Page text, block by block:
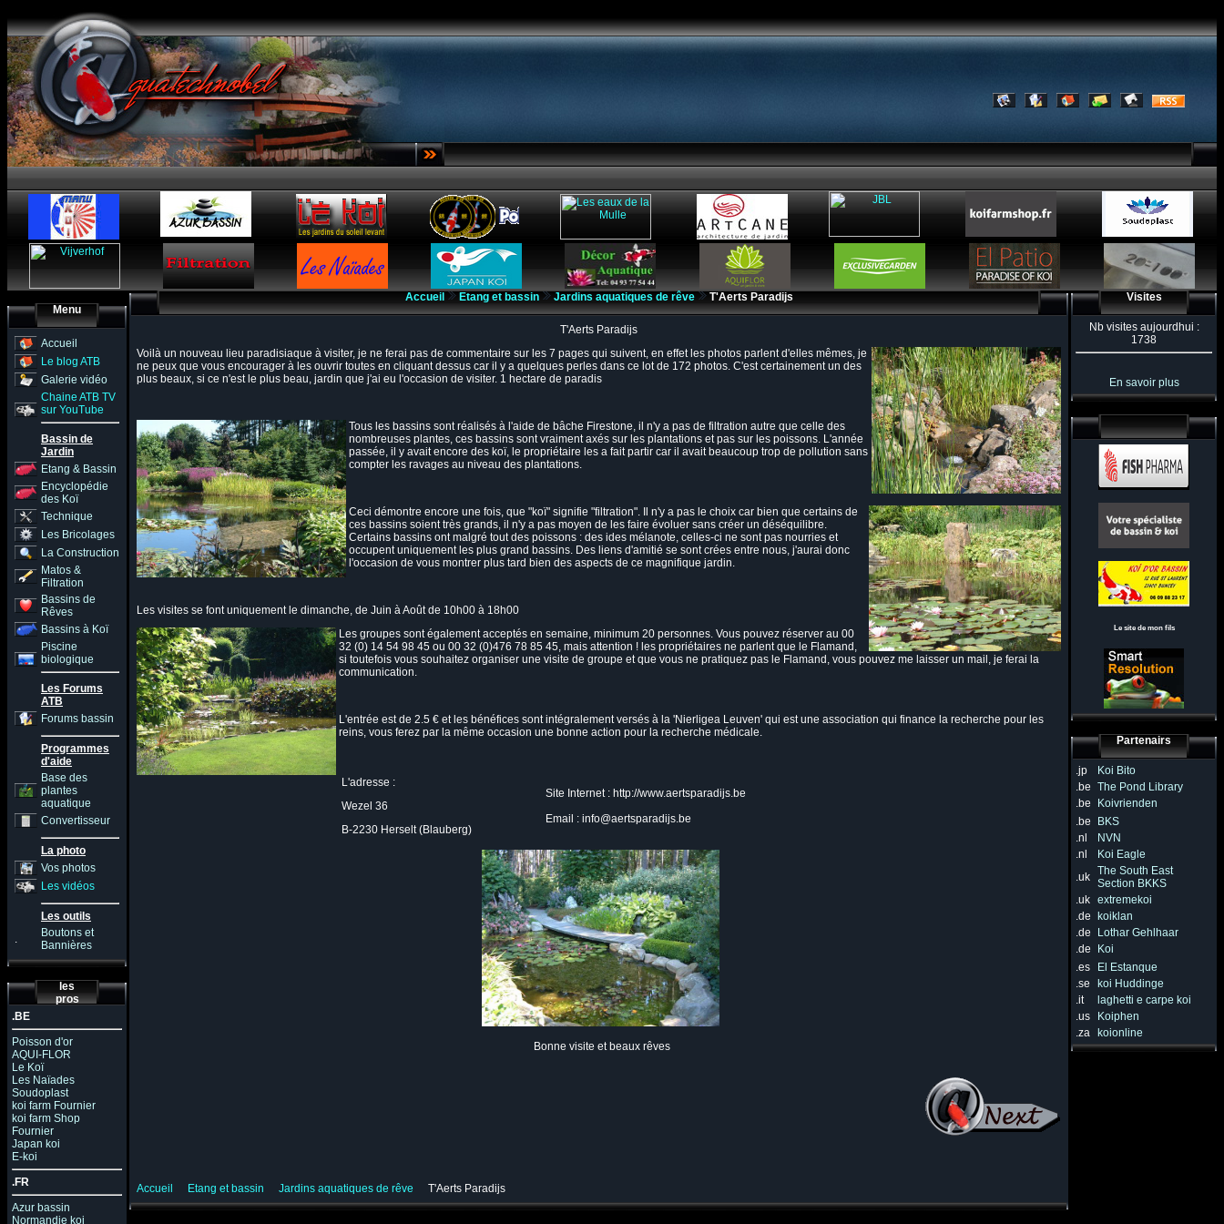
Menu
Accueil
Le blog ATB
Galerie vidéo
Chaine ATB TV
sur YouTube
Bassin de
Jardin
Etang & Bassin
Encyclopédie
des Koï
Technique
Les Bricolages
La Construction
Matos &
Filtration
Bassins de
Rêves
Bassins à Koï
Piscine
biologique
Les Forums
ATB
Forums bassin
Programmes
d'aide
Base des
plantes
aquatique
Convertisseur
La photo
Vos photos
Les vidéos
Les outils
.
Boutons et
Bannières
les
pros
.BE
Poisson d'or
AQUI-FLOR
Le Koï
Les Naïades
Soudoplast
koi farm Fournier
koi farm Shop
Fournier
Japan koi
E-koi
.FR
Azur bassin
Normandie koi
Accueil Etang et bassin Jardins aquatiques de rêve T'Aerts Paradijs
T'Aerts Paradijs
Voilà un nouveau lieu paradisiaque à visiter, je ne ferai pas de commentaire sur les 7 pages qui suivent, en effet les photos parlent d'elles mêmes, je
ne peux que vous encourager à les ouvrir toutes en cliquant dessus car il y a quelques perles dans ce lot de 172 photos. C'est certainement un des
plus beaux, si ce n'est le plus beau, jardin que j'ai eu l'occasion de visiter. 1 hectare de paradis
Tous les bassins sont réalisés à l'aide de bâche Firestone, il n'y a pas de filtration autre que celle des
nombreuses plantes, ces bassins sont vraiment axés sur les plantations et pas sur les poissons. L'année
passée, il y avait encore des koï, le propriétaire les a fait partir car il avait beaucoup trop de pollution sans
compter les ravages au niveau des plantations.
Ceci démontre encore une fois, que "koï" signifie "filtration". Il n'y a pas le choix car bien que certains de
ces bassins soient très grands, il n'y a pas moyen de les faire évoluer sans créer un déséquilibre.
Certains bassins ont malgré tout des poissons : des ides mélanote, celles-ci ne sont pas nourries et
occupent uniquement les plus grand bassins. Des liens d'amitié se sont crées entre nous, j'aurai donc
l'occasion de vous montrer plus tard bien des aspects de ce magnifique jardin.
Les visites se font uniquement le dimanche, de Juin à Août de 10h00 à 18h00
Les groupes sont également acceptés en semaine, minimum 20 personnes. Vous pouvez réserver au 00
32 (0) 14 54 98 45 ou 00 32 (0)476 78 85 45, mais attention ! les propriétaires ne parlent que le Flamand,
si toutefois vous souhaitez organiser une visite de groupe et que vous ne pratiquez pas le Flamand, vous pouvez me laisser un mail, je ferai la
communication.
L'entrée est de 2.5 € et les bénéfices sont intégralement versés à la 'Nierligea Leuven' qui est une association qui finance la recherche pour les
reins, vous ferez par la même occasion une bonne action pour la recherche médicale.
L'adresse :
Wezel 36
B-2230 Herselt (Blauberg)
Site Internet : http://www.aertsparadijs.be
Email : info@aertsparadijs.be
Bonne visite et beaux rêves
Accueil Etang et bassin Jardins aquatiques de rêve T'Aerts Paradijs
Visites
Nb visites aujourdhui :
1738
En savoir plus
Le site de mon fils
Partenairs
.jp
Koi Bito
.be The Pond Library
.be
Koivrienden
.be
BKS
.nl
NVN
.nl
Koi Eagle
.uk The South East
Section BKKS
.uk extremekoi
.de
koiklan
.de
Lothar Gehlhaar
.de
Koi
.es
El Estanque
.se
koi Huddinge
.it
laghetti e carpe koi
.us
Koiphen
.za
koionline